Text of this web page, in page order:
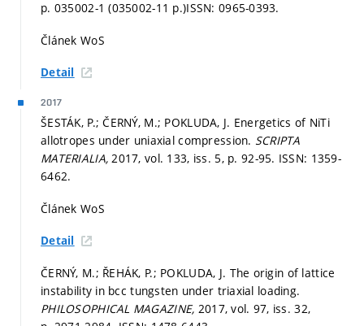
p. 035002-1 (035002-11 p.)ISSN: 0965-0393.
Článek WoS
Detail
2017
ŠESTÁK, P.; ČERNÝ, M.; POKLUDA, J. Energetics of NiTi
allotropes under uniaxial compression. SCRIPTA
MATERIALIA,2017, vol. 133, iss. 5, p. 92-95. ISSN: 1359-
6462.
Článek WoS
Detail
ČERNÝ, M.; ŘEHÁK, P.; POKLUDA, J. The origin of lattice
instability in bcc tungsten under triaxial loading.
PHILOSOPHICAL MAGAZINE, 2017, vol. 97, iss. 32,